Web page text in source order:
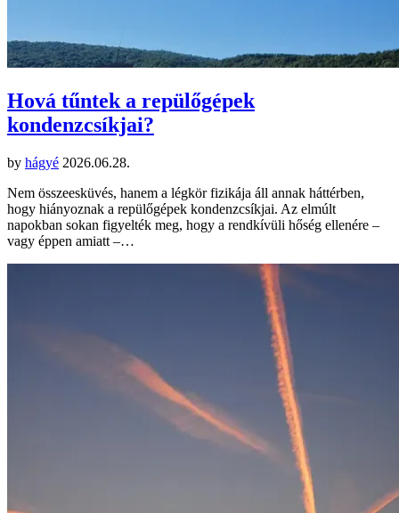
Hová tűntek a repülőgépek
kondenzcsíkjai?
by hágyé 2026.06.28.
Nem összeesküvés, hanem a légkör fizikája áll annak háttérben,
hogy hiányoznak a repülőgépek kondenzcsíkjai. Az elmúlt
napokban sokan figyelték meg, hogy a rendkívüli hőség ellenére –
vagy éppen amiatt –…